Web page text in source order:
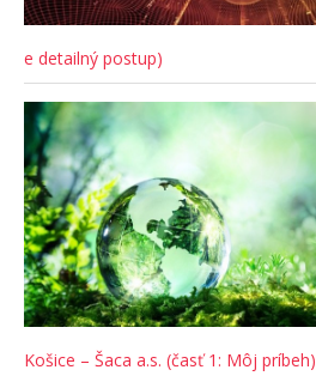
e detailný postup)
Košice – Šaca a.s. (časť 1: Môj príbeh)